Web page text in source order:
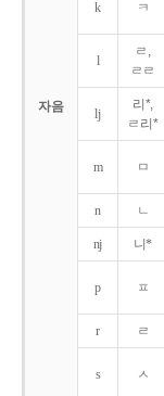
자음
k ㅋ
l
ㄹ,
ㄹㄹ
lj
리*,
ㄹ리*
m ㅁ
n ㄴ
nj 니*
p ㅍ
r ㄹ
s ㅅ